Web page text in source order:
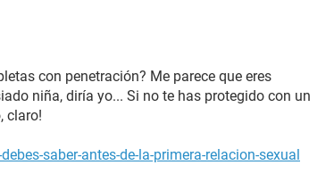
con penetración? Me parece que eres
niña, diría yo... Si no te has protegido con un
claro!
saber-antes-de-la-primera-relacion-sexual